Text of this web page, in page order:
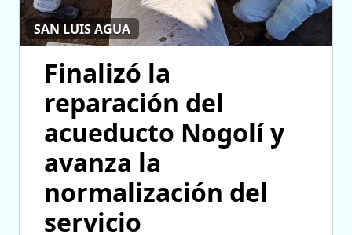
SAN LUIS AGUA
Finalizó la
reparación del
acueducto Nogolí y
avanza la
normalización del
servicio